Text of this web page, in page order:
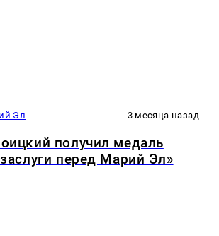
Эл 3 месяца назад
получил медаль
перед Марий Эл»